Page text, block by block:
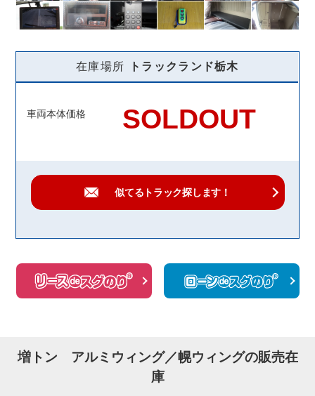
在庫場所 トラックランド栃木
車両本体価格 SOLDOUT
似てるトラック探します！
増トン アルミウィング／幌ウィングの販売在
庫